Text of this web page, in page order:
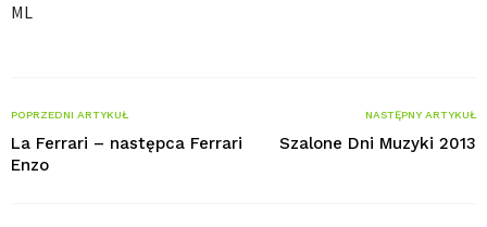
ML
POPRZEDNI ARTYKUŁ
La Ferrari – następca Ferrari
Enzo
NASTĘPNY ARTYKUŁ
Szalone Dni Muzyki 2013